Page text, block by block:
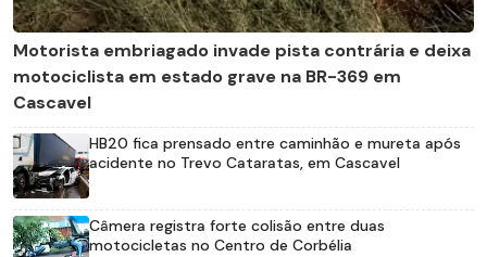
Motorista embriagado invade pista contrária e deixa
motociclista em estado grave na BR-369 em
Cascavel
HB20 fica prensado entre caminhão e mureta após
acidente no Trevo Cataratas, em Cascavel
Câmera registra forte colisão entre duas
motocicletas no Centro de Corbélia